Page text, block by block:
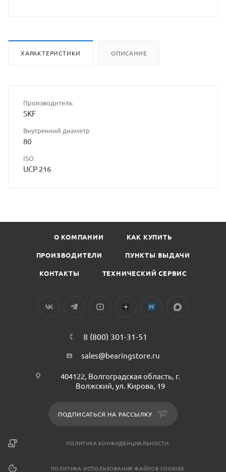
ХАРАКТЕРИСТИКИ ОПИСАНИЕ
Производитель
SKF
Внутренний диаметр
80
ISO
UCP 216
О КОМПАНИИ КАК КУПИТЬ
ПРОИЗВОДИТЕЛИ ПУНКТЫ ВЫДАЧИ
КОНТАКТЫ ТЕХНИЧЕСКИЙ СЕРВИС
8 (800) 301-31-51
sales@bearingstore.ru
404122, Волгоградская область, г.
Волжский, ул. Кирова, 19
ПОДПИСАТЬСЯ НА РАССЫЛКУ
ПОЛИТИКА КОНФИДЕНЦИАЛЬНОСТИ
ПОЛИТИКА ИСПОЛЬЗОВАНИЯ ФАЙЛОВ COOKIES